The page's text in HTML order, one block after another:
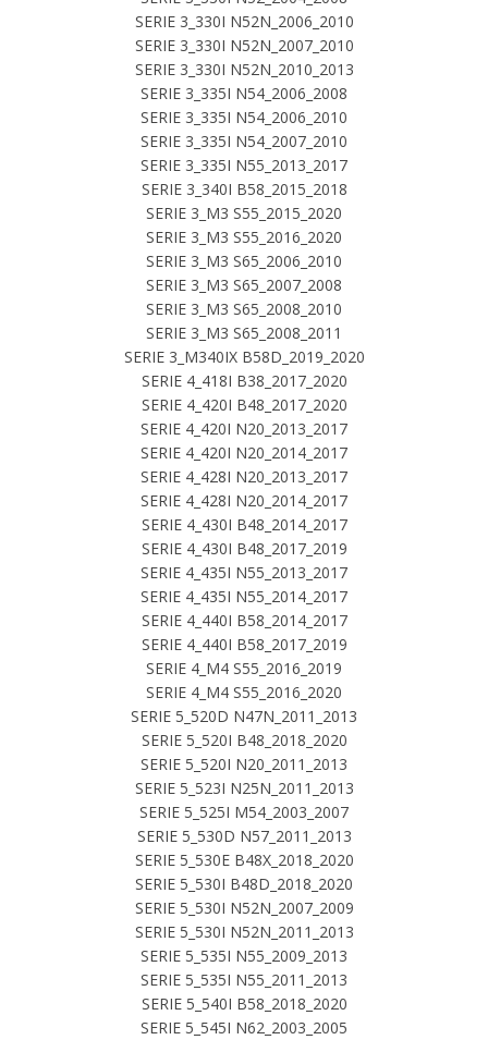
SERIE 3_330I N52N_2006_2010
SERIE 3_330I N52N_2007_2010
SERIE 3_330I N52N_2010_2013
SERIE 3_335I N54_2006_2008
SERIE 3_335I N54_2006_2010
SERIE 3_335I N54_2007_2010
SERIE 3_335I N55_2013_2017
SERIE 3_340I B58_2015_2018
SERIE 3_M3 S55_2015_2020
SERIE 3_M3 S55_2016_2020
SERIE 3_M3 S65_2006_2010
SERIE 3_M3 S65_2007_2008
SERIE 3_M3 S65_2008_2010
SERIE 3_M3 S65_2008_2011
SERIE 3_M340IX B58D_2019_2020
SERIE 4_418I B38_2017_2020
SERIE 4_420I B48_2017_2020
SERIE 4_420I N20_2013_2017
SERIE 4_420I N20_2014_2017
SERIE 4_428I N20_2013_2017
SERIE 4_428I N20_2014_2017
SERIE 4_430I B48_2014_2017
SERIE 4_430I B48_2017_2019
SERIE 4_435I N55_2013_2017
SERIE 4_435I N55_2014_2017
SERIE 4_440I B58_2014_2017
SERIE 4_440I B58_2017_2019
SERIE 4_M4 S55_2016_2019
SERIE 4_M4 S55_2016_2020
SERIE 5_520D N47N_2011_2013
SERIE 5_520I B48_2018_2020
SERIE 5_520I N20_2011_2013
SERIE 5_523I N25N_2011_2013
SERIE 5_525I M54_2003_2007
SERIE 5_530D N57_2011_2013
SERIE 5_530E B48X_2018_2020
SERIE 5_530I B48D_2018_2020
SERIE 5_530I N52N_2007_2009
SERIE 5_530I N52N_2011_2013
SERIE 5_535I N55_2009_2013
SERIE 5_535I N55_2011_2013
SERIE 5_540I B58_2018_2020
SERIE 5_545I N62_2003_2005